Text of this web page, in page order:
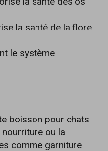
la santé de la flore
le système
boisson pour chats
ou la
comme garniture